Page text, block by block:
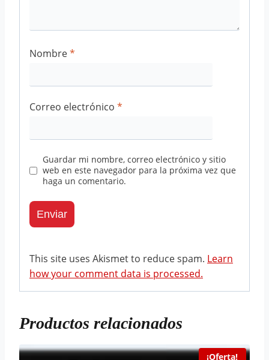
Nombre*
Correo electrónico *
Guardar mi nombre, correo electrónico y sitio
web en este navegador para la próxima vez que
haga un comentario.
This site uses Akismet to reduce spam. Learn
how your comment data is processed.
Productos relacionados
¡Oferta!